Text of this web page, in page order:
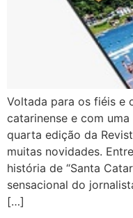
Voltada para os fiéis e
catarinense e com
quarta edição da
muitas novidades.
história de “Santa
sensacional do
[…]